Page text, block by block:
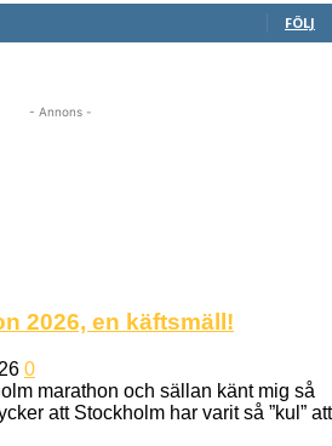
FÖLJ
- Annons -
2026, en käftsmäll!
0
marathon och sällan känt mig så
att Stockholm har varit så ”kul” att